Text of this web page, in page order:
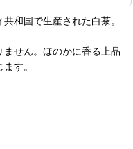
和国で生産された白茶。
せん。ほのかに香る上品
す。